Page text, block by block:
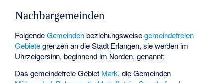
Nachbargemeinden
FolgendeGemeindenbeziehungsweisegemeindefreien
Gebietegrenzen an die Stadt Erlangen, sie werden im
Uhrzeigersinn, beginnend im Norden, genannt:
Das gemeindefreie Gebiet Mark, die Gemeinden